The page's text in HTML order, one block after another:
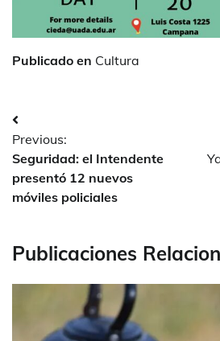
Publicado en Cultura
Navegación
de
entradas
Previous:
Seguridad: el Intendente
presentó 12 nuevos
móviles policiales
Publicaciones